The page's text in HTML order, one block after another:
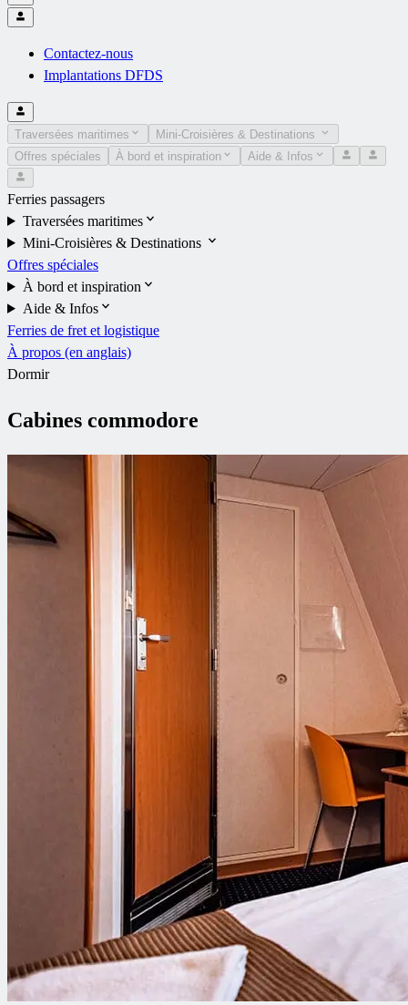
Contactez-nous
Implantations DFDS
Traversées maritimes
Mini-Croisières & Destinations
Offres spéciales
À bord et inspiration Aide & Infos
Ferries passagers
Traversées maritimes
Mini-Croisières & Destinations
Offres spéciales
À bord et inspiration
Aide & Infos
Ferries de fret et logistique
À propos (en anglais)
Dormir
Cabines commodore